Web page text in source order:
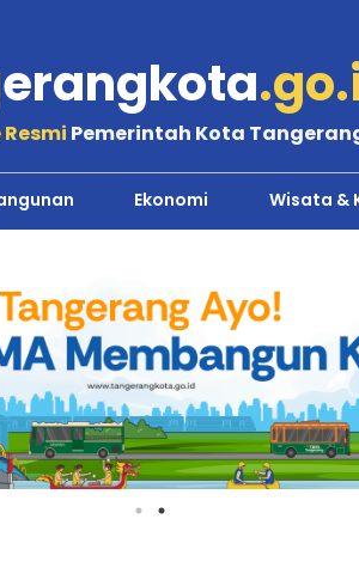
Pemerintah Kota
Ekonomi Wisata &